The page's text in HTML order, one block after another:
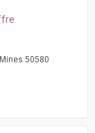
50580